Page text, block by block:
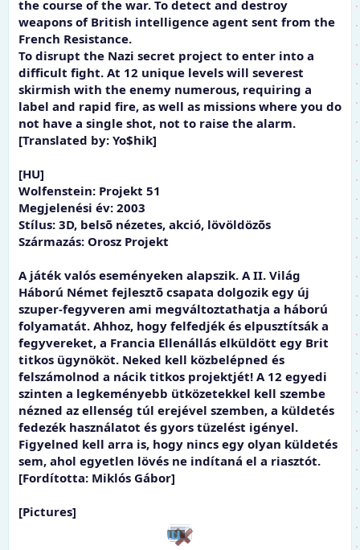
the course of the war. To detect and destroy
weapons of British intelligence agent sent from the
French Resistance.
To disrupt the Nazi secret project to enter into a
difficult fight. At 12 unique levels will severest
skirmish with the enemy numerous, requiring a
label and rapid fire, as well as missions where you do
not have a single shot, not to raise the alarm.
[Translated by: Yo$hik]
[HU]
Wolfenstein: Projekt 51
Megjelenési év: 2003
Stílus: 3D, belsõ nézetes, akció, lövöldözõs
Származás: Orosz Projekt
A játék valós eseményeken alapszik. A II. Világ
Háború Német fejlesztõ csapata dolgozik egy új
szuper-fegyveren ami megváltoztathatja a háború
folyamatát. Ahhoz, hogy felfedjék és elpusztítsák a
fegyvereket, a Francia Ellenállás elküldött egy Brit
titkos ügynököt. Neked kell közbelépned és
felszámolnod a nácik titkos projektjét! A 12 egyedi
szinten a legkeményebb ütközetekkel kell szembe
nézned az ellenség túl erejével szemben, a küldetés
fedezék használatot és gyors tüzelést igényel.
Figyelned kell arra is, hogy nincs egy olyan küldetés
sem, ahol egyetlen lövés ne indítaná el a riasztót.
[Fordította: Miklós Gábor]
[Pictures]